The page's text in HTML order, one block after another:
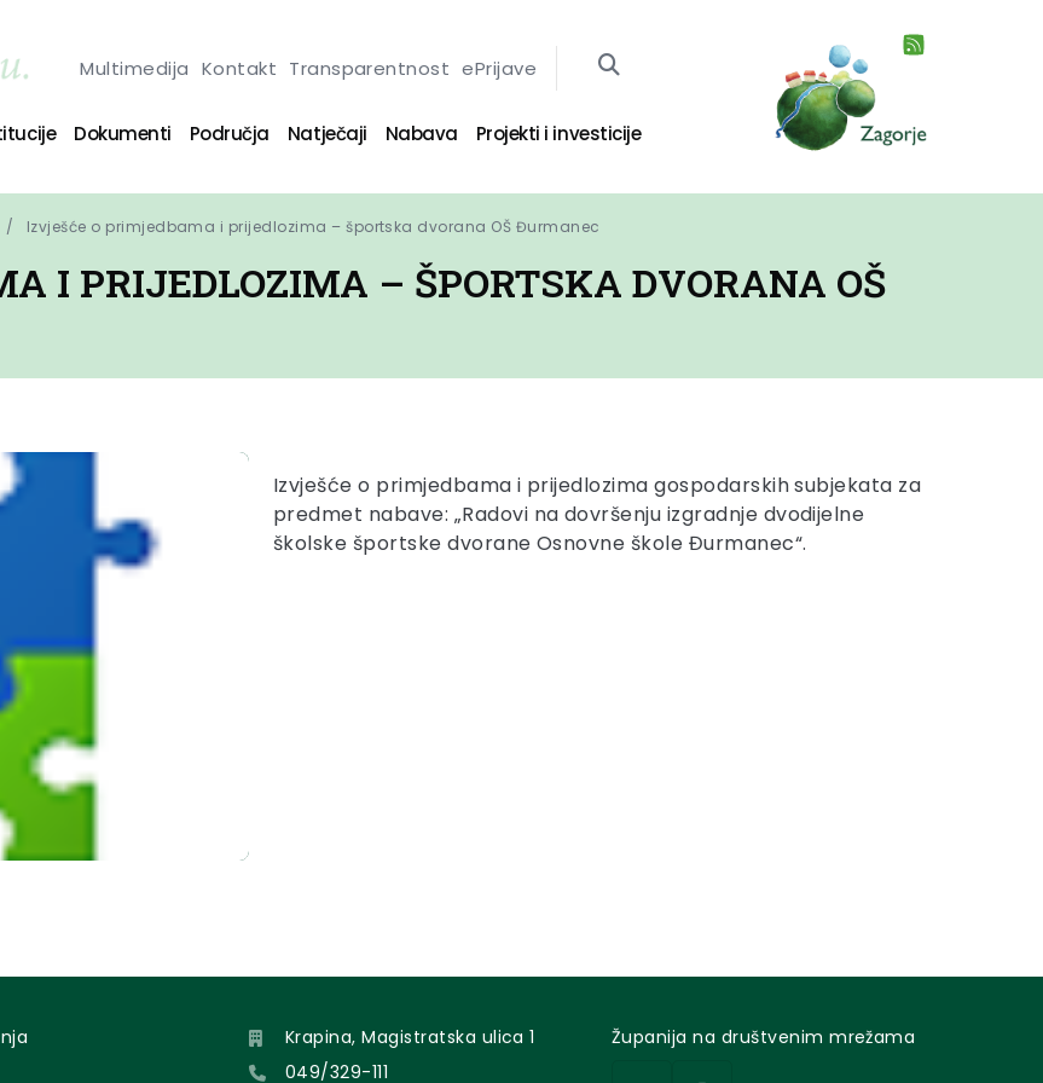
Multimedija Kontakt Transparentnost ePrijave
Dokumenti Područja Natječaji Nabava Projekti i investicije
Izvješće o primjedbama i prijedlozima – športska dvorana OŠ Đurmanec
I PRIJEDLOZIMA – ŠPORTSKA DVORANA OŠ
Izvješće o primjedbama i prijedlozima gospodarskih subjekata za
predmet nabave: „Radovi na dovršenju izgradnje dvodijelne
školske športske dvorane Osnovne škole Đurmanec“.
Krapina, Magistratska ulica 1
049/329-111
Županija na društvenim mrežama